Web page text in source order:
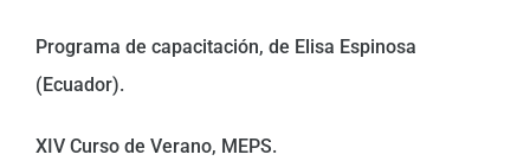
Programa de capacitación, de Elisa Espinosa
(Ecuador).
XIV Curso de Verano, MEPS.